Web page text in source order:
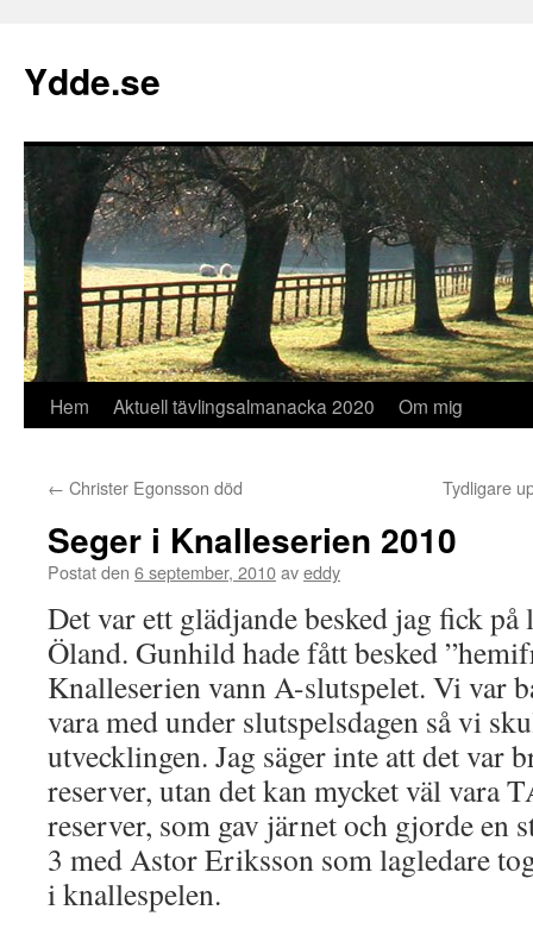
innehåll
Ydde.se
Hem Aktuell tävlingsalmanacka 2020 Om mig
← Christer Egonsson död Tydligare
Seger i Knalleserien 2010
Postat den 6 september, 2010aveddy
Det var ett glädjande besked jag fick
Öland. Gunhild hade fått besked
Knalleserien vann A-slutspelet. Vi var
vara med under slutspelsdagen så vi
utvecklingen. Jag säger inte att det var
reserver, utan det kan mycket väl vara
reserver, som gav järnet och gjorde en
3 med Astor Eriksson som lagledare
i knallespelen.